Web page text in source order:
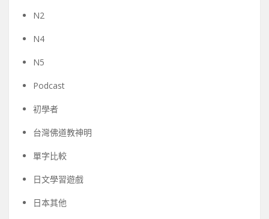
N2
N4
N5
Podcast
初學者
台灣佛道教神明
單字比較
日文學習遊戲
日本其他